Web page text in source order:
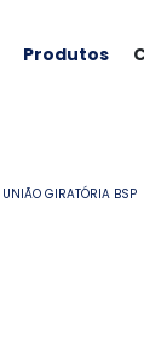
Produtos
UNIÃO GIRATÓRIA BSP